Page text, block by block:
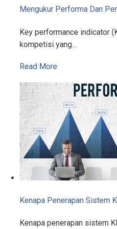
Mengukur Performa Dan
Key performance indicator
kompetisi yang…
Read More
Kenapa Penerapan Sistem
Kenapa penerapan sistem